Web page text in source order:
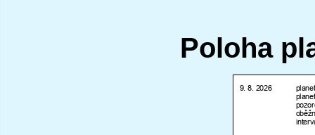
Poloha